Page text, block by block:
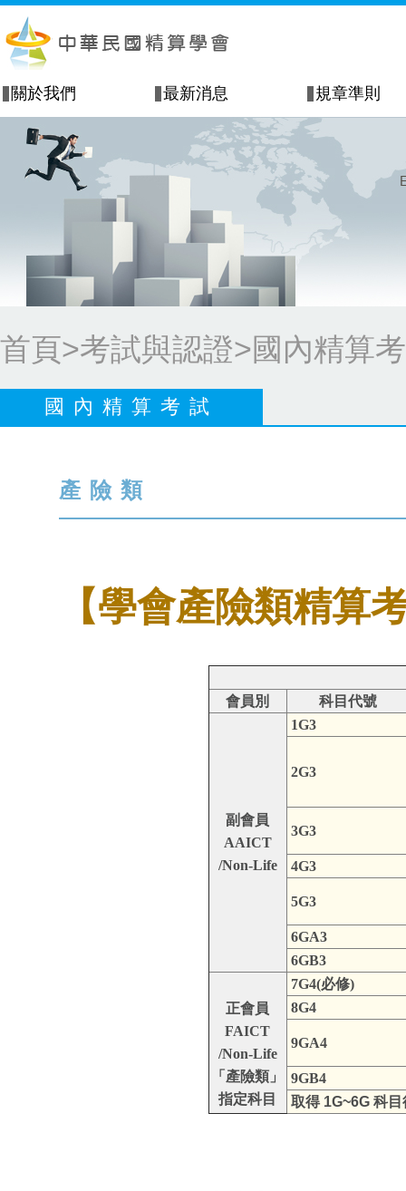
關於我們 最新消息 規章準則
首頁>考試與認證>國內精算
國內精算考試
產險類
【學會產險類精算
會員別 科目代號
副會員
AAICT
/Non-Life
1G3
2G3
3G3
4G3
5G3
6GA3
6GB3
正會員
FAICT
/Non-Life
「產險類」
指定科目
7G4(必修)
8G4
9GA4
9GB4
取得 1G~6G 科